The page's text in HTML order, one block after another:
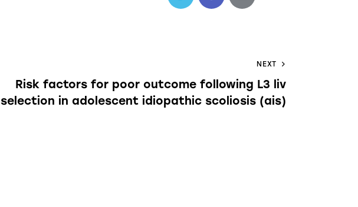
NEXT
Risk factors for poor outcome following L3 liv
selection in adolescent idiopathic scoliosis (ais)